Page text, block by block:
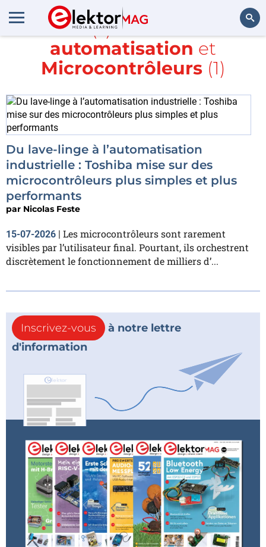
Article(s) avec la balise
automatisation et
Microcontrôleurs(1)
Du lave-linge à l’automatisation
industrielle : Toshiba mise sur des
microcontrôleurs plus simples et plus
performants
par Nicolas Feste
15-07-2026 | Les microcontrôleurs sont rarement
visibles par l’utilisateur final. Pourtant, ils orchestrent
discrètement le fonctionnement de milliers d’...
Inscrivez-vous
à notre lettre
d'information